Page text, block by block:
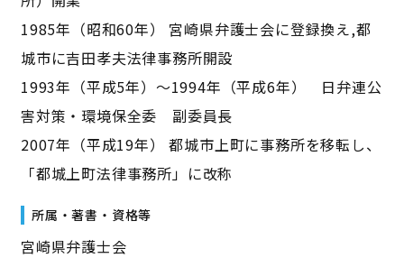
1985年（昭和60年） 宮崎県弁護士会に登録換え,都
城市に吉田孝夫法律事務所開設
1993年（平成5年）～1994年（平成6年） 日弁連公
害対策・環境保全委 副委員長
2007年（平成19年） 都城市上町に事務所を移転し、
「都城上町法律事務所」に改称
所属・著書・資格等
宮崎県弁護士会